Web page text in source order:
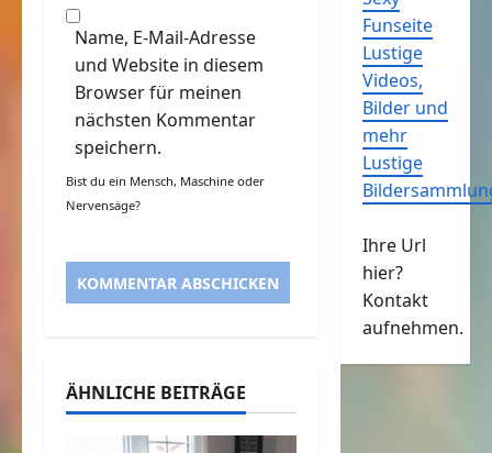
Name, E-Mail-Adresse
und Website in diesem
Browser für meinen
nächsten Kommentar
speichern.
Bist du ein Mensch, Maschine oder
Nervensäge?
ÄHNLICHE BEITRÄGE
Funseite
Lustige
Videos,
Bilder und
mehr
Lustige
Ihre Url
hier?
Kontakt
aufnehmen.